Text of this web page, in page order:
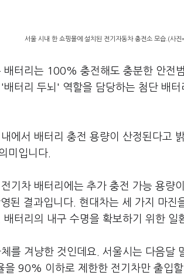
서울 시내 한 쇼핑몰에 설치된 전기자동차 충전소 모습.(사진
터리는 100% 충전해도 충분한 안전
터리 두뇌' 역할을 담당하는 첨단 배
에서 배터리 충전 용량이 산정된다고
미입니다.
기차 배터리에는 추가 충전 가능 용량
된 결과입니다. 현대차는 세 가지 마진
터리의 내구 수명을 확보하기 위한 일
를 겨냥한 것인데요. 서울시는 다음달
을 90% 이하로 제한한 전기차만 출입